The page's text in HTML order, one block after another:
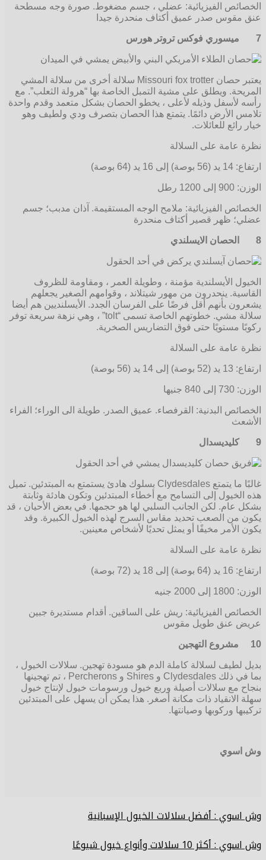
الخصائص الفيزيائية: عضلي ، جسم مضغوط. صورة وجه مسطحة
عنق مقوس صدر عميق أكتاف منحدرة جيدا
7 ميسوري فوكس تروتر هورس
يعتبر حصان Missouri fox trotter سلالة أخرى من سلالة المشي
المريحة. ويطلق على مشية التمبل الخاصة بها “هرولة الثعلب”. مع
رأسه لأسفل وذيله لأعلى ، يخطو الحصان بشكل متعمد وقدم واحدة
تلامس الأرض دائمًا. يتمتع هذا الحصان بتصرف ودي ولطيف وهو
خيار رائع للعائلات.
نظرة عامة على السلالة
ارتفاع: 14 يد (56 بوصة) إلى 16 يد (64 بوصة)
الوزن: 900 إلى 1200 رطل
الخصائص الفيزيائية: ملامح الوجه المستقيمة. آذان مدبب؛ جسم
عضلي؛ ظهر قصير أكتاف منحدرة
8 الحصان الايسلندي
الخيول الأيسلندية مؤمنة ، وطويلة العمر ، ومقاومة للظروف
القاسية. ينحدرون من مهور شيتلاند ، وقوامهم الصغير يجعلهم
يشعرون بأنهم أقل فرضًا على الفرسان الجدد. الأيسلنديين هم أيضا
سلالة مشي. خطوتهم الخاصة تسمى “tolt” ، وهي نزهة سريعة توفر
ركوبًا مستويًا حتى فوق التضاريس الصخرية.
نظرة عامة على السلالة
ارتفاع: 13 يد (52 بوصة) إلى 14 يد (56 بوصة)
الوزن: 730 إلى 840 جنيها
الخصائص البدنية: القرفصاء. عميق الصدر. طويلة الى الوراء؛ الفراء
الأشعث
9 كليديسدال
غالبًا ما يتمتع Clydesdales بسلوك هادئ يستمتع به المبتدئين. تميل
هذه الخيول إلى التسامح مع أخطاء المبتدئين وتكون هادئة وثابتة
بشكل عام. لكن الجانب السلبي لها هو حجمها. في بعض الأحيان ، قد
يكون من الصعب تحديد مقاس السرج لهذه الخيول الكبيرة. وقد
يكون الأمر مخيفًا أو يمثل تحديًا لأشخاص معينين.
نظرة عامة على السلالة
ارتفاع: 16 يد (64 بوصة) إلى 18 يد (72 بوصة)
الوزن: 1800 إلى 2000 جنيه
الخصائص الفيزيائية: ريش على الساقين. أقدام مستديرة جبين
عريض عنق طويل مقوس
10 مشروع التهجين
بديل لطيف لسلالة كاملة الدم هو مسودة تهجين. سلالات الخيول ،
بما في ذلك Clydesdales و Shires و Percherons ، تم تهجينها
بنجاح مع سلالات أصيلة وربع خيول ورسومات خيول لإنتاج خيول
سهلة الانقياد ذات مكانة أصغر. هذا يمكن أن يسهل على المبتدئين
تركيبها وركوبها وصيانتها.
وش اسوي
وش اسوي : أفضل سلالات الخيول الإسبانية
وش اسوي : أكثر 10 سلالات وأنواع خيول شيوعًا